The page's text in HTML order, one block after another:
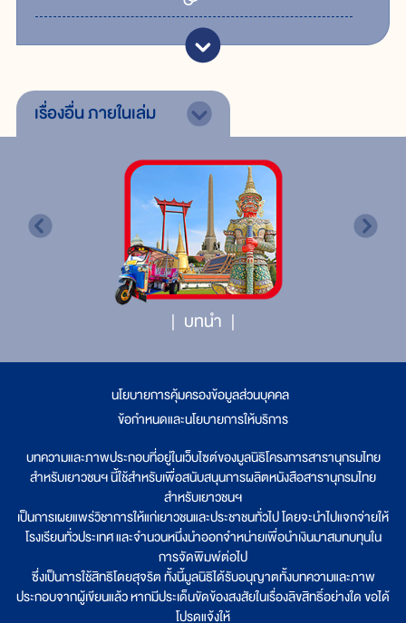
เรื่องอื่นภายในเล่ม
บทนำ
นโยบายการคุ้มครองข้อมูลส่วนบุคคล
ข้อกำหนดและนโยบายการให้บริการ
บทความและภาพประกอบที่อยู่ในเว็บไซต์ของมูลนิธิโครงการสารานุกรมไทย
สำหรับเยาวชนฯ นี้ใช้สำหรับเพื่อสนับสนุนการผลิตหนังสือสารานุกรมไทย
สำหรับเยาวชนฯ
เป็นการเผยแพร่วิชาการให้แก่เยาวชนและประชาชนทั่วไป โดยจะนำไปแจกจ่ายให้
โรงเรียนทั่วประเทศ และจำนวนหนึ่งนำออกจำหน่ายเพื่อนำเงินมาสมทบทุนใน
การจัดพิมพ์ต่อไป
ซึ่งเป็นการใช้สิทธิโดยสุจริต ทั้งนี้มูลนิธิได้รับอนุญาตทั้งบทความและภาพ
ประกอบจากผู้เขียนแล้ว หากมีประเด็นขัดข้องสงสัยในเรื่องลิขสิทธิ์อย่างใด ขอได้
โปรดแจ้งให้